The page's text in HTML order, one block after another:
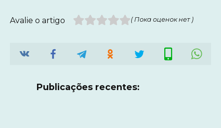
Avalie o artigo ( Пока оценок нет )
Publicações recentes: